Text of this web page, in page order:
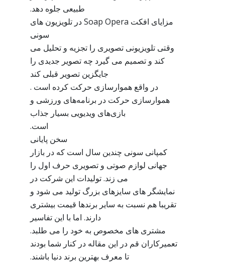
طبیعی جلوه دهد.
مزایای افکت Soap Opera در تلویزیون های
سونی
وقتی تلویزیونی تصویری را تجزیه و تحلیل می
کند و تصمیم می گیرد چه تصویر جدیدی را
جایگزین تصویر قبلی کند
در واقع هموارسازی حرکت کرده است .
هموارسازی حرکت در برنامه‌های ورزشی و
بازی‌های ویدیویی بسیار جذاب
است.
سخن پایانی
کمپانی سونی چندین سال است که در بازار
جهانی لوازم صوتی و تصویری حرف اول را
می زند. تولیدات این شرکت در
نمایشگر های سایزهای بزرگ تولید می شود و
تقریبا هم نسبت به سایر برندها قیمت بیشتری
دارند. اما با این تفاسیر
مشتری های مخصوص به خود را می طلبد.
تعمیرکاران قم در این مقاله در کنار شما بودند
تا معرف بهترین برند دنیا باشند.